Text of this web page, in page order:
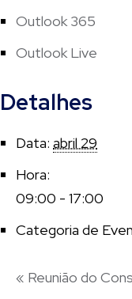
Outlook 365
Outlook Live
Detalhes
Data: abril 29
Hora:
09:00 - 17:00
Categoria de
« Reunião do